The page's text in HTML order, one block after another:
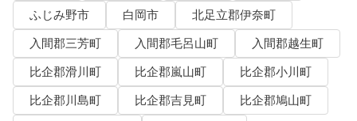
ふじみ野市
白岡市
北足立郡伊奈町
入間郡三芳町
入間郡毛呂山町
入間郡越生町
比企郡滑川町
比企郡嵐山町
比企郡小川町
比企郡川島町
比企郡吉見町
比企郡鳩山町